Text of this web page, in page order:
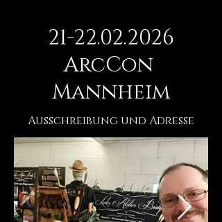
21-22.02.2026
ArcCon
Mannheim
Ausschreibung und Adresse